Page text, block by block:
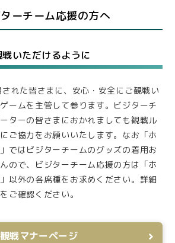
ーチーム応援の方へ
いただけるように
れた皆さまに、安心・安全にご観戦い
ームを主管して参ります。ビジターチ
ターの皆さまにおかれましても観戦ル
ご協力をお願いいたします。なお「ホ
ではビジターチームのグッズの着用お
ので、ビジターチーム応援の方は「ホ
以外の各席種をお求めください。詳細
ご確認ください。
観戦マナーページ